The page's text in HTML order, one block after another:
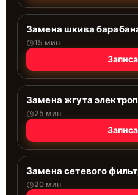
Замена шкива
15 мин
Замена жгута
25 мин
Замена сетевого
20 мин